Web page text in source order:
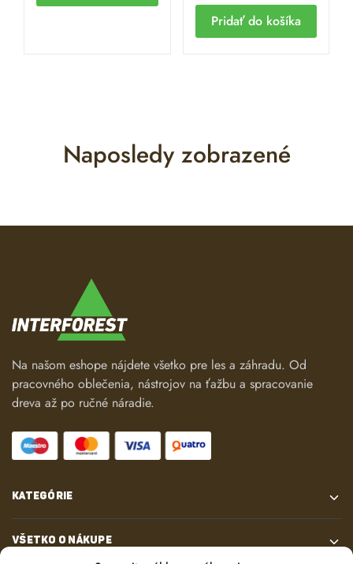
Pridať do košíka
Naposledy zobrazené
Na našom eshope nájdete všetko pre les a záhradu. Od
pracovného oblečenia, nástrojov na ťažbu a spracovanie
dreva až po ručné náradie.
KATEGÓRIE
VŠETKO O NÁKUPE